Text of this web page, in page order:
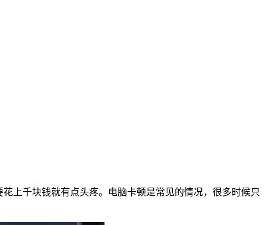
上千块钱就有点头疼。电脑卡顿是常见的情况，很多时候只